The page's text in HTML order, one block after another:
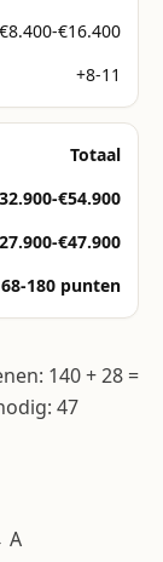
€8.400-€16.400
+8-11
Totaal
€54.900
€47.900
180 punten
140 + 28 =
47
A